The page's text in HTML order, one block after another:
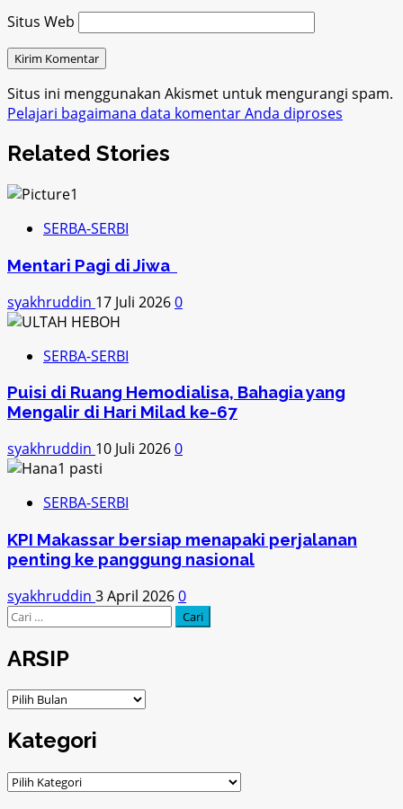
Situs Web
Situs ini menggunakan Akismet untuk mengurangi spam.
Pelajari bagaimana data komentar Anda diproses
Related Stories
SERBA-SERBI
Mentari Pagi di Jiwa
syakhruddin 17 Juli 20260
SERBA-SERBI
Puisi di Ruang Hemodialisa, Bahagia yang
Mengalir di Hari Milad ke-67
syakhruddin 10 Juli 20260
SERBA-SERBI
KPI Makassar bersiap menapaki perjalanan
penting ke panggung nasional
syakhruddin 3 April 20260
Cari
untuk:
ARSIP
ARSIP
Kategori
Kategori